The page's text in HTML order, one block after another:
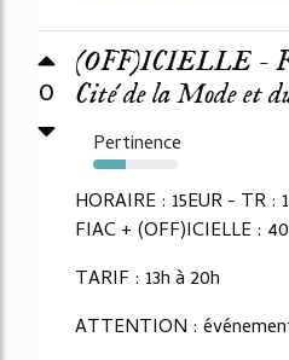
0
(OFF)ICIELLE -
Cité de la Mode et
Pertinence
38%
HORAIRE : 15EUR - TR
FIAC + (OFF)ICIELLE :
TARIF : 13h à 20h
ATTENTION :